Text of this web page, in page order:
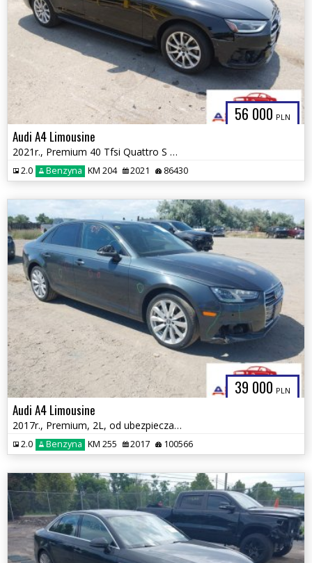
56 000 PLN
Audi A4 Limousine
2021r., Premium 40 Tfsi Quattro S Tronic, 2L, od ubezpieczalni
2.0 Benzyna KM 204 2021 86430
39 000 PLN
Audi A4 Limousine
2017r., Premium, 2L, od ubezpieczalni
2.0 Benzyna KM 255 2017 100566